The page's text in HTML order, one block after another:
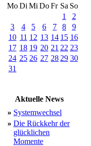
MoDi Mi DoFr Sa So
1
2
3
4 5 6 7 8
9
10 11 12 13 14 15 16
17 18 19 20 21 22 23
24 25 26 27 28 29 30
31
Aktuelle News
» Systemwechsel
» Die Rückkehr der
glücklichen
Momente